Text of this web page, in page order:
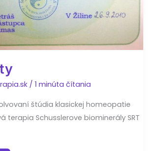
/ 1 minúta čítania
štúdia klasickej homeopatie
terapia Schusslerove biominerály SRT